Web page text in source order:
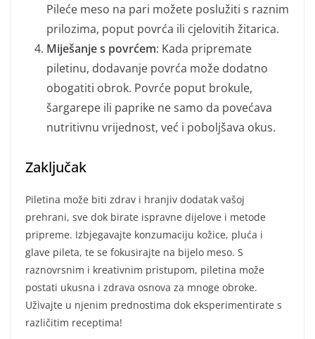
Pileće meso na pari možete poslužiti s raznim
prilozima, poput povrća ili cjelovitih žitarica.
Miješanje s povrćem: Kada pripremate
piletinu, dodavanje povrća može dodatno
obogatiti obrok. Povrće poput brokule,
šargarepe ili paprike ne samo da povećava
nutritivnu vrijednost, već i poboljšava okus.
Zaključak
Piletina može biti zdrav i hranjiv dodatak vašoj
prehrani, sve dok birate ispravne dijelove i metode
pripreme. Izbjegavajte konzumaciju kožice, pluća i
glave pileta, te se fokusirajte na bijelo meso. S
raznovrsnim i kreativnim pristupom, piletina može
postati ukusna i zdrava osnova za mnoge obroke.
Uživajte u njenim prednostima dok eksperimentirate s
različitim receptima!